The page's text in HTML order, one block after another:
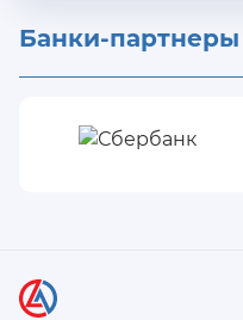
Банки-партнеры